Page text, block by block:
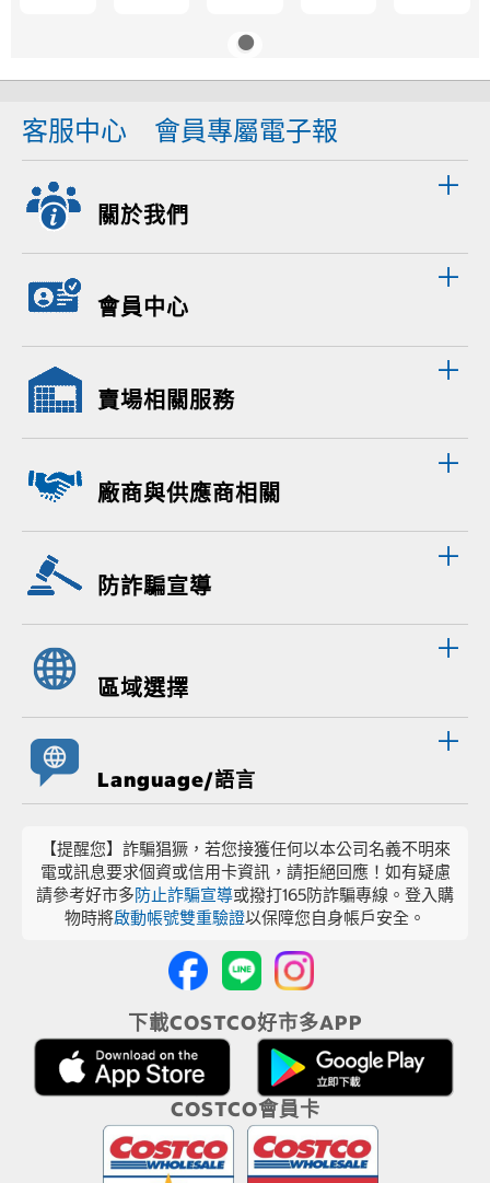
客服中心 會員專屬電子報
關於我們
會員中心
賣場相關服務
廠商與供應商相關
防詐騙宣導
區域選擇
Language/語言
【提醒您】詐騙猖獗，若您接獲任何以本公司名義不明來
電或訊息要求個資或信用卡資訊，請拒絕回應！如有疑慮
請參考好市多防止詐騙宣導或撥打165防詐騙專線。登入購
物時將啟動帳號雙重驗證以保障您自身帳戶安全。
下載COSTCO好市多APP
COSTCO會員卡